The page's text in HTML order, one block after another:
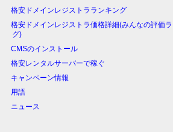
格安ドメインレジストラランキング
格安ドメインレジストラ価格詳細(みんなの評価
グ)
CMSのインストール
格安レンタルサーバーで稼ぐ
キャンペーン情報
用語
ニュース